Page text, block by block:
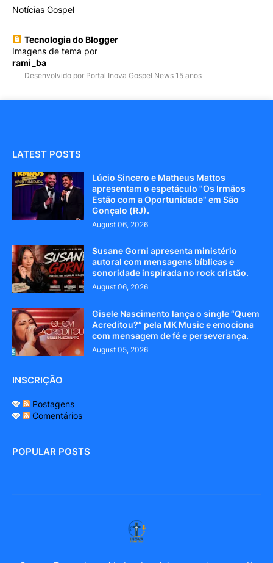
Notícias Gospel
Tecnologia do Blogger
Imagens de tema por
rami_ba
Desenvolvido por Portal Inova Gospel News 15 anos
LATEST POSTS
Lúcio Sincero e Matheus Mattos
apresentam o espetáculo "Os Irmãos
Estão com a Oportunidade" em São
Gonçalo (RJ).
August 06, 2026
Susane Gorni apresenta ministério
autoral com mensagens bíblicas e
sonoridade inspirada no rock cristão.
August 06, 2026
Gisele Nascimento lança o single “Quem
Acreditou?” pela MK Music e emociona
com mensagem de fé e perseverança.
August 05, 2026
INSCRIÇÃO
Postagens
Comentários
POPULAR POSTS